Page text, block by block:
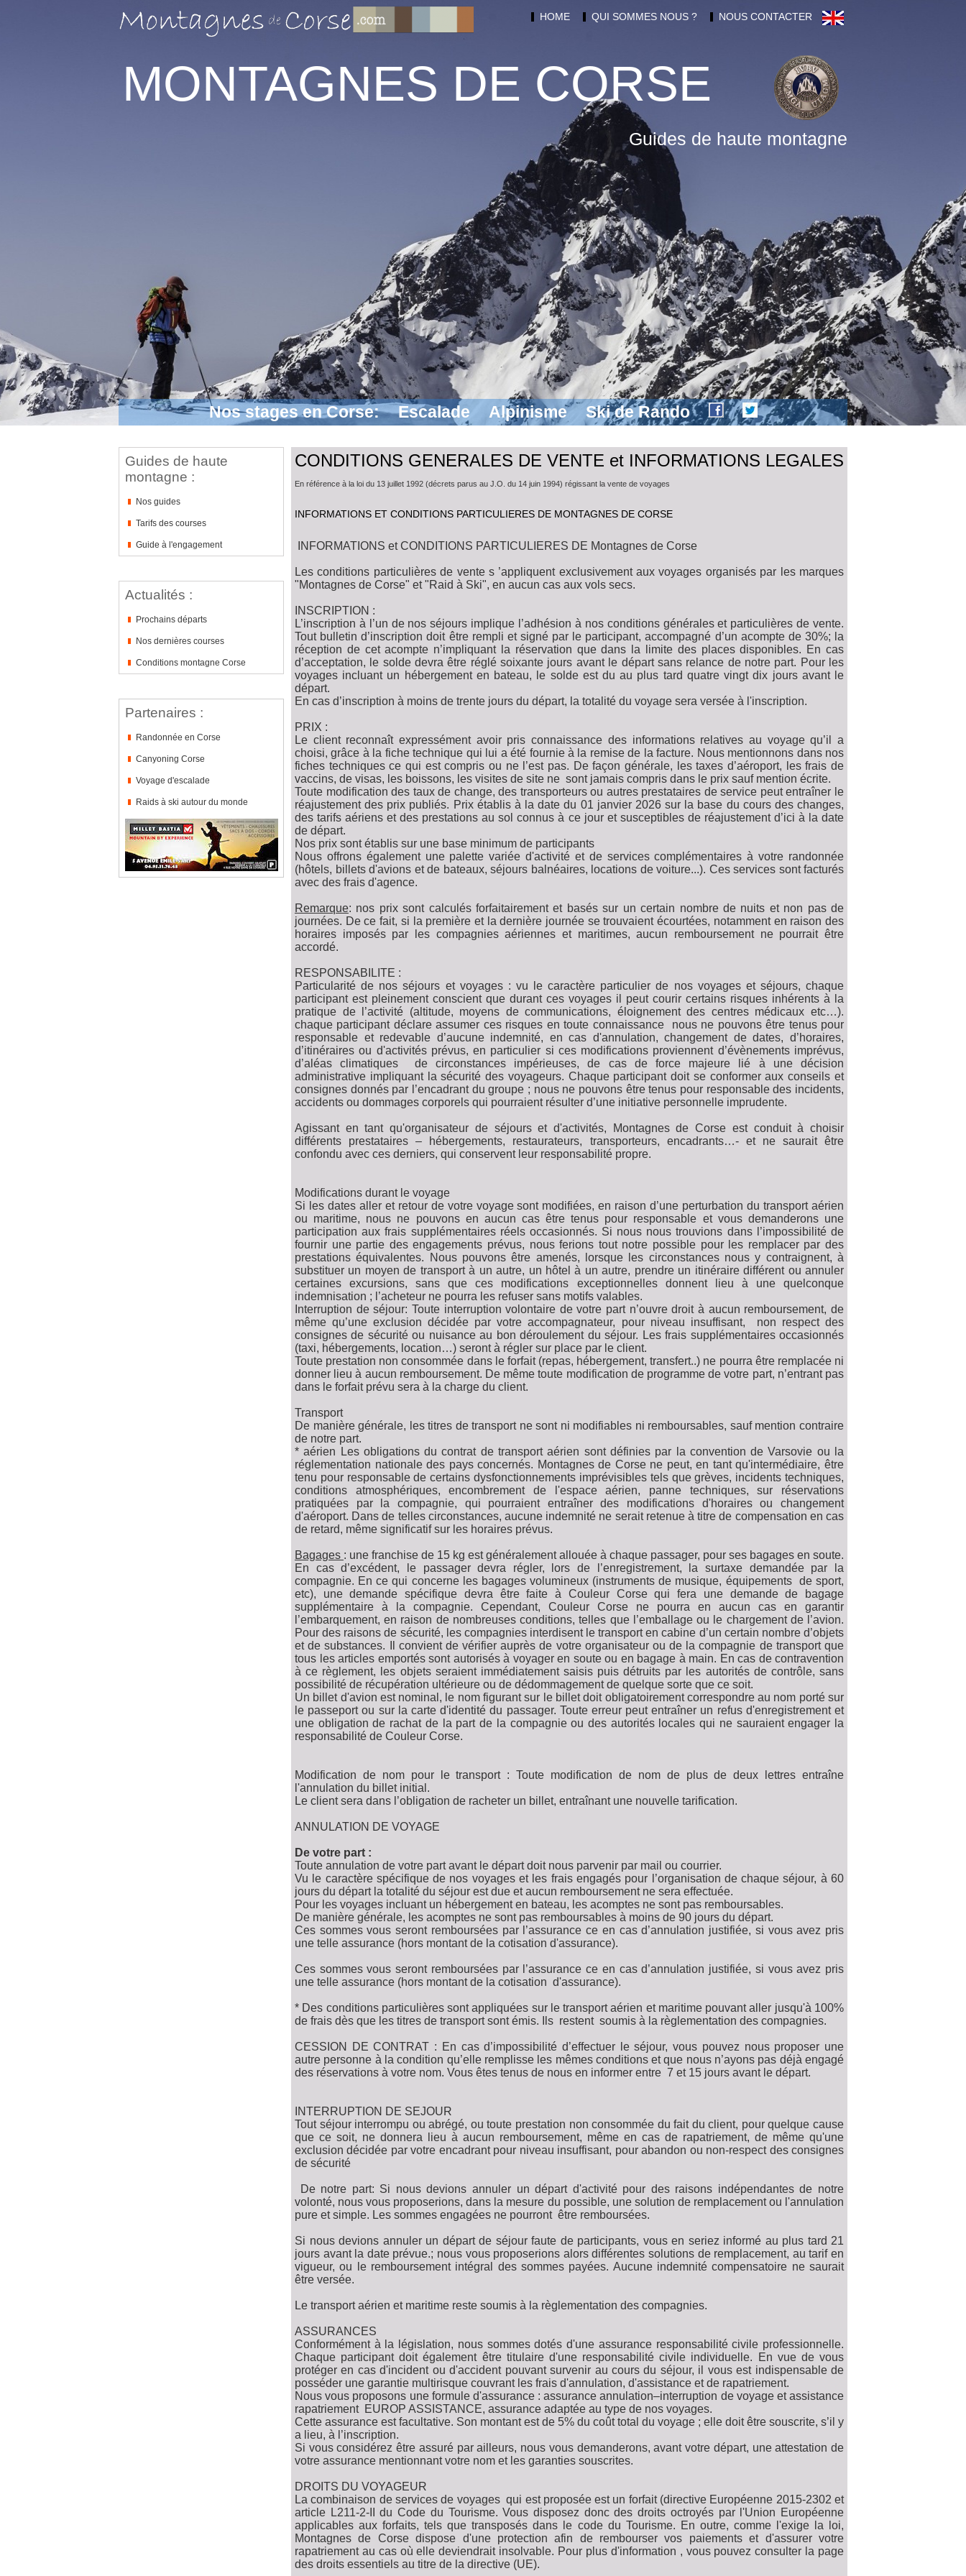
HOME QUI SOMMES NOUS ? NOUS CONTACTER
MONTAGNES DE CORSE
Guides de haute montagne
Nos stages en Corse: Escalade Alpinisme Ski de Rando
Guides de haute
montagne :
Nos guides
Tarifs des courses
Guide à l'engagement
Actualités :
Prochains départs
Nos dernières courses
Conditions montagne Corse
Partenaires :
Randonnée en Corse
Canyoning Corse
Voyage d'escalade
Raids à ski autour du monde
CONDITIONS GENERALES DE VENTE et INFORMATIONS LEGALES
En référence à la loi du 13 juillet 1992 (décrets parus au J.O. du 14 juin 1994) régissant la vente de voyages
INFORMATIONS ET CONDITIONS PARTICULIERES DE MONTAGNES DE CORSE
INFORMATIONS et CONDITIONS PARTICULIERES DE Montagnes de Corse
Les conditions particulières de vente s ’appliquent exclusivement aux voyages organisés par les marques
"Montagnes de Corse" et "Raid à Ski", en aucun cas aux vols secs.
INSCRIPTION :
L’inscription à l’un de nos séjours implique l’adhésion à nos conditions générales et particulières de vente.
Tout bulletin d’inscription doit être rempli et signé par le participant, accompagné d’un acompte de 30%; la
réception de cet acompte n’impliquant la réservation que dans la limite des places disponibles. En cas
d’acceptation, le solde devra être réglé soixante jours avant le départ sans relance de notre part. Pour les
voyages incluant un hébergement en bateau, le solde est du au plus tard quatre vingt dix jours avant le
départ.
En cas d’inscription à moins de trente jours du départ, la totalité du voyage sera versée à l'inscription.
PRIX :
Le client reconnaît expressément avoir pris connaissance des informations relatives au voyage qu’il a
choisi, grâce à la fiche technique qui lui a été fournie à la remise de la facture. Nous mentionnons dans nos
fiches techniques ce qui est compris ou ne l’est pas. De façon générale, les taxes d’aéroport, les frais de
vaccins, de visas, les boissons, les visites de site ne sont jamais compris dans le prix sauf mention écrite.
Toute modification des taux de change, des transporteurs ou autres prestataires de service peut entraîner le
réajustement des prix publiés. Prix établis à la date du 01 janvier 2026 sur la base du cours des changes,
des tarifs aériens et des prestations au sol connus à ce jour et susceptibles de réajustement d’ici à la date
de départ.
Nos prix sont établis sur une base minimum de participants
Nous offrons également une palette variée d'activité et de services complémentaires à votre randonnée
(hôtels, billets d'avions et de bateaux, séjours balnéaires, locations de voiture...). Ces services sont facturés
avec des frais d'agence.
Remarque: nos prix sont calculés forfaitairement et basés sur un certain nombre de nuits et non pas de
journées. De ce fait, si la première et la dernière journée se trouvaient écourtées, notamment en raison des
horaires imposés par les compagnies aériennes et maritimes, aucun remboursement ne pourrait être
accordé.
RESPONSABILITE :
Particularité de nos séjours et voyages : vu le caractère particulier de nos voyages et séjours, chaque
participant est pleinement conscient que durant ces voyages il peut courir certains risques inhérents à la
pratique de l’activité (altitude, moyens de communications, éloignement des centres médicaux etc…).
chaque participant déclare assumer ces risques en toute connaissance nous ne pouvons être tenus pour
responsable et redevable d’aucune indemnité, en cas d'annulation, changement de dates, d’horaires,
d’itinéraires ou d'activités prévus, en particulier si ces modifications proviennent d’évènements imprévus,
d’aléas climatiques de circonstances impérieuses, de cas de force majeure lié à une décision
administrative impliquant la sécurité des voyageurs. Chaque participant doit se conformer aux conseils et
consignes donnés par l’encadrant du groupe ; nous ne pouvons être tenus pour responsable des incidents,
accidents ou dommages corporels qui pourraient résulter d’une initiative personnelle imprudente.
Agissant en tant qu'organisateur de séjours et d'activités, Montagnes de Corse est conduit à choisir
différents prestataires – hébergements, restaurateurs, transporteurs, encadrants…- et ne saurait être
confondu avec ces derniers, qui conservent leur responsabilité propre.
Modifications durant le voyage
Si les dates aller et retour de votre voyage sont modifiées, en raison d’une perturbation du transport aérien
ou maritime, nous ne pouvons en aucun cas être tenus pour responsable et vous demanderons une
participation aux frais supplémentaires réels occasionnés. Si nous nous trouvions dans l’impossibilité de
fournir une partie des engagements prévus, nous ferions tout notre possible pour les remplacer par des
prestations équivalentes. Nous pouvons être amenés, lorsque les circonstances nous y contraignent, à
substituer un moyen de transport à un autre, un hôtel à un autre, prendre un itinéraire différent ou annuler
certaines excursions, sans que ces modifications exceptionnelles donnent lieu à une quelconque
indemnisation ; l’acheteur ne pourra les refuser sans motifs valables.
Interruption de séjour: Toute interruption volontaire de votre part n’ouvre droit à aucun remboursement, de
même qu’une exclusion décidée par votre accompagnateur, pour niveau insuffisant, non respect des
consignes de sécurité ou nuisance au bon déroulement du séjour. Les frais supplémentaires occasionnés
(taxi, hébergements, location…) seront à régler sur place par le client.
Toute prestation non consommée dans le forfait (repas, hébergement, transfert..) ne pourra être remplacée ni
donner lieu à aucun remboursement. De même toute modification de programme de votre part, n’entrant pas
dans le forfait prévu sera à la charge du client.
Transport
De manière générale, les titres de transport ne sont ni modifiables ni remboursables, sauf mention contraire
de notre part.
* aérien Les obligations du contrat de transport aérien sont définies par la convention de Varsovie ou la
réglementation nationale des pays concernés. Montagnes de Corse ne peut, en tant qu'intermédiaire, être
tenu pour responsable de certains dysfonctionnements imprévisibles tels que grèves, incidents techniques,
conditions atmosphériques, encombrement de l'espace aérien, panne techniques, sur réservations
pratiquées par la compagnie, qui pourraient entraîner des modifications d'horaires ou changement
d'aéroport. Dans de telles circonstances, aucune indemnité ne serait retenue à titre de compensation en cas
de retard, même significatif sur les horaires prévus.
Bagages : une franchise de 15 kg est généralement allouée à chaque passager, pour ses bagages en soute.
En cas d’excédent, le passager devra régler, lors de l’enregistrement, la surtaxe demandée par la
compagnie. En ce qui concerne les bagages volumineux (instruments de musique, équipements de sport,
etc), une demande spécifique devra être faite à Couleur Corse qui fera une demande de bagage
supplémentaire à la compagnie. Cependant, Couleur Corse ne pourra en aucun cas en garantir
l’embarquement, en raison de nombreuses conditions, telles que l’emballage ou le chargement de l’avion.
Pour des raisons de sécurité, les compagnies interdisent le transport en cabine d’un certain nombre d’objets
et de substances. Il convient de vérifier auprès de votre organisateur ou de la compagnie de transport que
tous les articles emportés sont autorisés à voyager en soute ou en bagage à main. En cas de contravention
à ce règlement, les objets seraient immédiatement saisis puis détruits par les autorités de contrôle, sans
possibilité de récupération ultérieure ou de dédommagement de quelque sorte que ce soit.
Un billet d'avion est nominal, le nom figurant sur le billet doit obligatoirement correspondre au nom porté sur
le passeport ou sur la carte d'identité du passager. Toute erreur peut entraîner un refus d'enregistrement et
une obligation de rachat de la part de la compagnie ou des autorités locales qui ne sauraient engager la
responsabilité de Couleur Corse.
Modification de nom pour le transport : Toute modification de nom de plus de deux lettres entraîne
l'annulation du billet initial.
Le client sera dans l’obligation de racheter un billet, entraînant une nouvelle tarification.
ANNULATION DE VOYAGE
De votre part :
Toute annulation de votre part avant le départ doit nous parvenir par mail ou courrier.
Vu le caractère spécifique de nos voyages et les frais engagés pour l’organisation de chaque séjour, à 60
jours du départ la totalité du séjour est due et aucun remboursement ne sera effectuée.
Pour les voyages incluant un hébergement en bateau, les acomptes ne sont pas remboursables.
De manière générale, les acomptes ne sont pas remboursables à moins de 90 jours du départ.
Ces sommes vous seront remboursées par l’assurance ce en cas d’annulation justifiée, si vous avez pris
une telle assurance (hors montant de la cotisation d'assurance).
Ces sommes vous seront remboursées par l’assurance ce en cas d’annulation justifiée, si vous avez pris
une telle assurance (hors montant de la cotisation d'assurance).
* Des conditions particulières sont appliquées sur le transport aérien et maritime pouvant aller jusqu'à 100%
de frais dès que les titres de transport sont émis. Ils restent soumis à la règlementation des compagnies.
CESSION DE CONTRAT : En cas d’impossibilité d’effectuer le séjour, vous pouvez nous proposer une
autre personne à la condition qu’elle remplisse les mêmes conditions et que nous n’ayons pas déjà engagé
des réservations à votre nom. Vous êtes tenus de nous en informer entre 7 et 15 jours avant le départ.
INTERRUPTION DE SEJOUR
Tout séjour interrompu ou abrégé, ou toute prestation non consommée du fait du client, pour quelque cause
que ce soit, ne donnera lieu à aucun remboursement, même en cas de rapatriement, de même qu'une
exclusion décidée par votre encadrant pour niveau insuffisant, pour abandon ou non-respect des consignes
de sécurité
De notre part: Si nous devions annuler un départ d'activité pour des raisons indépendantes de notre
volonté, nous vous proposerions, dans la mesure du possible, une solution de remplacement ou l'annulation
pure et simple. Les sommes engagées ne pourront être remboursées.
Si nous devions annuler un départ de séjour faute de participants, vous en seriez informé au plus tard 21
jours avant la date prévue.; nous vous proposerions alors différentes solutions de remplacement, au tarif en
vigueur, ou le remboursement intégral des sommes payées. Aucune indemnité compensatoire ne saurait
être versée.
Le transport aérien et maritime reste soumis à la règlementation des compagnies.
ASSURANCES
Conformément à la législation, nous sommes dotés d'une assurance responsabilité civile professionnelle.
Chaque participant doit également être titulaire d'une responsabilité civile individuelle. En vue de vous
protéger en cas d'incident ou d'accident pouvant survenir au cours du séjour, il vous est indispensable de
posséder une garantie multirisque couvrant les frais d'annulation, d'assistance et de rapatriement.
Nous vous proposons une formule d'assurance : assurance annulation–interruption de voyage et assistance
rapatriement EUROP ASSISTANCE, assurance adaptée au type de nos voyages.
Cette assurance est facultative. Son montant est de 5% du coût total du voyage ; elle doit être souscrite, s’il y
a lieu, à l’inscription.
Si vous considérez être assuré par ailleurs, nous vous demanderons, avant votre départ, une attestation de
votre assurance mentionnant votre nom et les garanties souscrites.
DROITS DU VOYAGEUR
La combinaison de services de voyages qui est proposée est un forfait (directive Européenne 2015-2302 et
article L211-2-II du Code du Tourisme. Vous disposez donc des droits octroyés par l'Union Européenne
applicables aux forfaits, tels que transposés dans le code du Tourisme. En outre, comme l'exige la loi,
Montagnes de Corse dispose d'une protection afin de rembourser vos paiements et d'assurer votre
rapatriement au cas où elle deviendrait insolvable. Pour plus d'information , vous pouvez consulter la page
des droits essentiels au titre de la directive (UE).